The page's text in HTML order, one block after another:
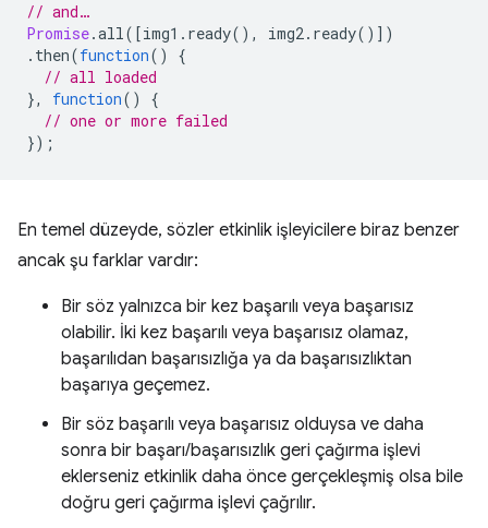
// and…
Promise.all([img1 . ready(), img2. ready()])
. then(function()
{
// all loaded
},
function()
{
// one or more failed
});
En temel düzeyde, sözler etkinlik işleyicilere biraz benzer
ancak şu farklar vardır:
Bir söz yalnızca bir kez başarılı veya başarısız
olabilir. İki kez başarılı veya başarısız olamaz,
başarılıdan başarısızlığa ya da başarısızlıktan
başarıya geçemez.
Bir söz başarılı veya başarısız olduysa ve daha
sonra bir başarı/başarısızlık geri çağırma işlevi
eklerseniz etkinlik daha önce gerçekleşmiş olsa bile
doğru geri çağırma işlevi çağrılır.